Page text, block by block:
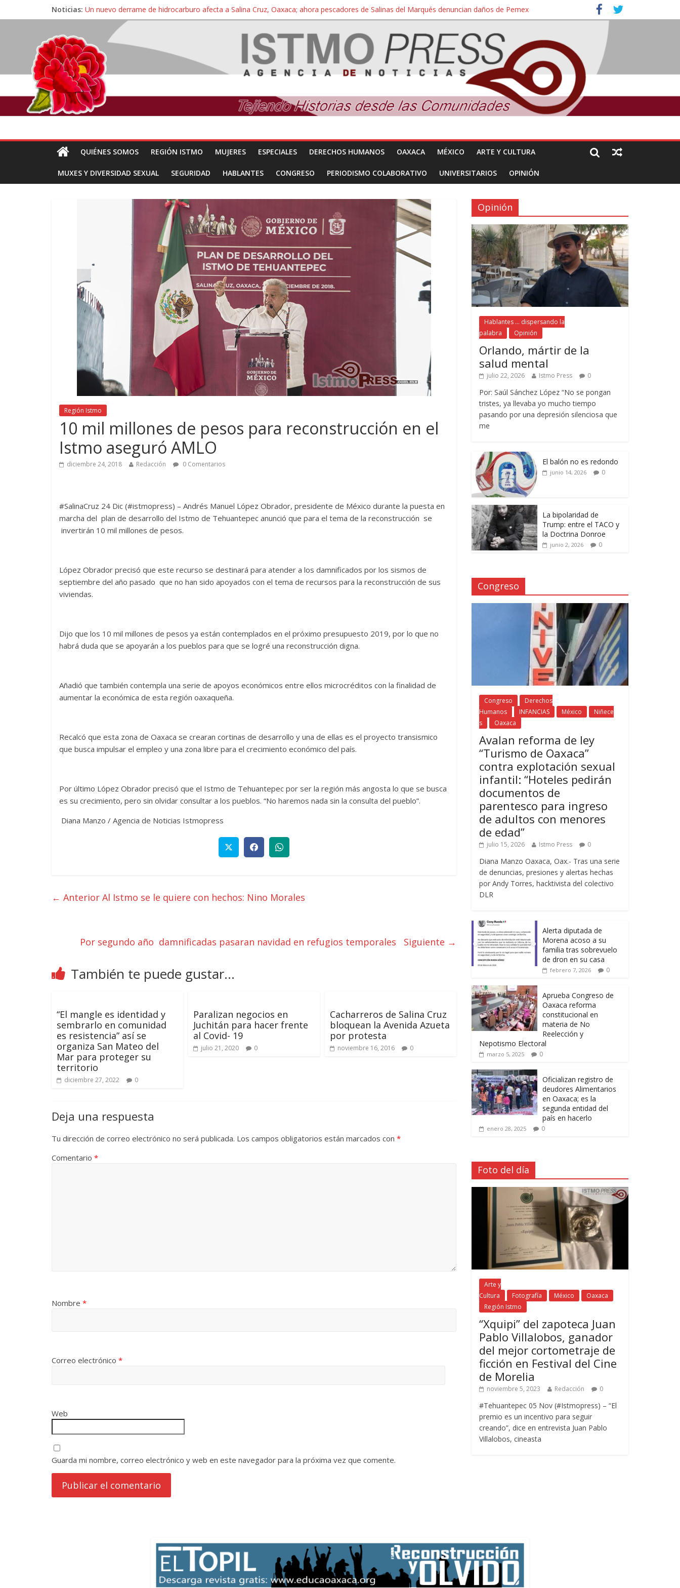
Noticias: Un nuevo derrame de hidrocarburo afecta a Salina Cruz, Oaxaca; ahora pescadores de Salinas del Marqués denuncian daños de Pemex
Ángel, el joven autista expulsado por la Universidad Bienestar de Ixtepec, Oaxaca vuelve a las aulas tras amparo
Familiares de periodista Alejandro Leyva se reúnen con titular de la SEGOB y exigen detener a los autores materiales e intelectuales de su asesinato
Alertan pescadores de Juchitán, Oaxaca de nuevo despojo de su territorio para construir un parque eólico
Pescadores y comuneros ikoots detienen la extracción ilegal de material pétreo de gravera Oyamel
QUIÉNES SOMOS REGIÓN ISTMO MUJERES ESPECIALES DERECHOS HUMANOS OAXACA MÉXICO ARTE Y CULTURA
MUXES Y DIVERSIDAD SEXUAL SEGURIDAD HABLANTES CONGRESO PERIODISMO COLABORATIVO UNIVERSITARIOS OPINIÓN
Región Istmo
10 mil millones de pesos para reconstrucción en el
Istmo aseguró AMLO
diciembre 24, 2018 Redacción 0 Comentarios
#SalinaCruz 24 Dic (#istmopress) – Andrés Manuel López Obrador, presidente de México durante la puesta en
marcha del plan de desarrollo del Istmo de Tehuantepec anunció que para el tema de la reconstrucción se
invertirán 10 mil millones de pesos.
López Obrador precisó que este recurso se destinará para atender a los damnificados por los sismos de
septiembre del año pasado que no han sido apoyados con el tema de recursos para la reconstrucción de sus
viviendas.
Dijo que los 10 mil millones de pesos ya están contemplados en el próximo presupuesto 2019, por lo que no
habrá duda que se apoyarán a los pueblos para que se logré una reconstrucción digna.
Añadió que también contempla una serie de apoyos económicos entre ellos microcréditos con la finalidad de
aumentar la económica de esta región oaxaqueña.
Recalcó que esta zona de Oaxaca se crearan cortinas de desarrollo y una de ellas es el proyecto transismico
que busca impulsar el empleo y una zona libre para el crecimiento económico del país.
Por último López Obrador precisó que el Istmo de Tehuantepec por ser la región más angosta lo que se busca
es su crecimiento, pero sin olvidar consultar a los pueblos. “No haremos nada sin la consulta del pueblo”.
Diana Manzo / Agencia de Noticias Istmopress
← Anterior Al Istmo se le quiere con hechos: Nino Morales
Por segundo año damnificadas pasaran navidad en refugios temporales Siguiente →
También te puede gustar...
“El mangle es identidad y
sembrarlo en comunidad
es resistencia” así se
organiza San Mateo del
Mar para proteger su
territorio
diciembre 27, 2022 0
Paralizan negocios en
Juchitán para hacer frente
al Covid- 19
julio 21, 2020 0
Cacharreros de Salina Cruz
bloquean la Avenida Azueta
por protesta
noviembre 16, 2016 0
Deja una respuesta
Tu dirección de correo electrónico no será publicada. Los campos obligatorios están marcados con *
Comentario *
Nombre *
Correo electrónico *
Web
Guarda mi nombre, correo electrónico y web en este navegador para la próxima vez que comente.
Opinión
Hablantes ... dispersando la
palabra
Opinión
Orlando, mártir de la
salud mental
julio 22, 2026 Istmo Press 0
Por: Saúl Sánchez López “No se pongan
tristes, ya llevaba yo mucho tiempo
pasando por una depresión silenciosa que
me
El balón no es redondo
junio 14, 2026 0
La bipolaridad de
Trump: entre el TACO y
la Doctrina Donroe
junio 2, 2026 0
Congreso
Congreso
Derechos
Humanos
INFANCIAS México
Niñece
s
Oaxaca
Avalan reforma de ley
“Turismo de Oaxaca”
contra explotación sexual
infantil: “Hoteles pedirán
documentos de
parentesco para ingreso
de adultos con menores
de edad”
julio 15, 2026 Istmo Press 0
Diana Manzo Oaxaca, Oax.- Tras una serie
de denuncias, presiones y alertas hechas
por Andy Torres, hacktivista del colectivo
DLR
Alerta diputada de
Morena acoso a su
familia tras sobrevuelo
de dron en su casa
febrero 7, 2026 0
Aprueba Congreso de
Oaxaca reforma
constitucional en
materia de No
Reelección y
Nepotismo Electoral
marzo 5, 2025 0
Oficializan registro de
deudores Alimentarios
en Oaxaca; es la
segunda entidad del
país en hacerlo
enero 28, 2025 0
Foto del día
Arte y
Cultura
Fotografía México
Oaxaca
Región Istmo
“Xquipi” del zapoteca Juan
Pablo Villalobos, ganador
del mejor cortometraje de
ficción en Festival del Cine
de Morelia
noviembre 5, 2023 Redacción 0
#Tehuantepec 05 Nov (#Istmopress) – “El
premio es un incentivo para seguir
creando”, dice en entrevista Juan Pablo
Villalobos, cineasta